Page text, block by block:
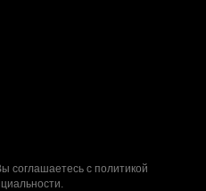
соглашаетесь с политикой
.